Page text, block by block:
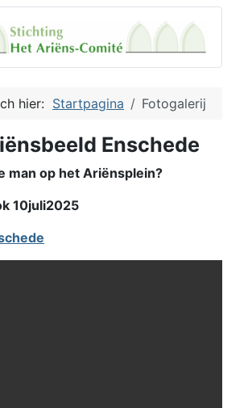
hier: Startpagina Fotogalerij
Enschede
man op het Ariënsplein?
10juli2025